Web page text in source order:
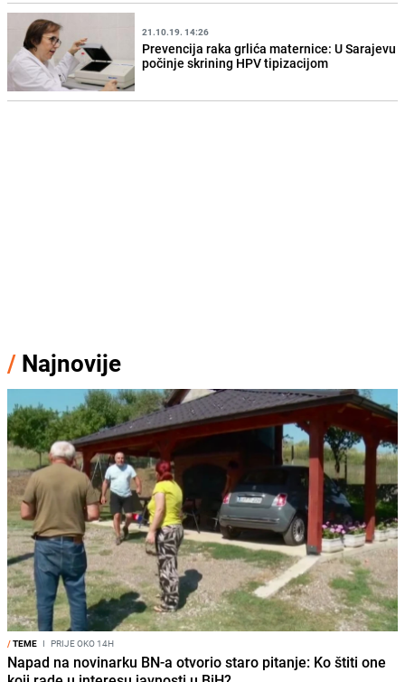
21.10.19. 14:26
Prevencija raka grlića maternice: U Sarajevu
počinje skrining HPV tipizacijom
/ Najnovije
/TEME I PRIJE OKO 14H
Napad na novinarku BN-a otvorio staro pitanje: Ko štiti one